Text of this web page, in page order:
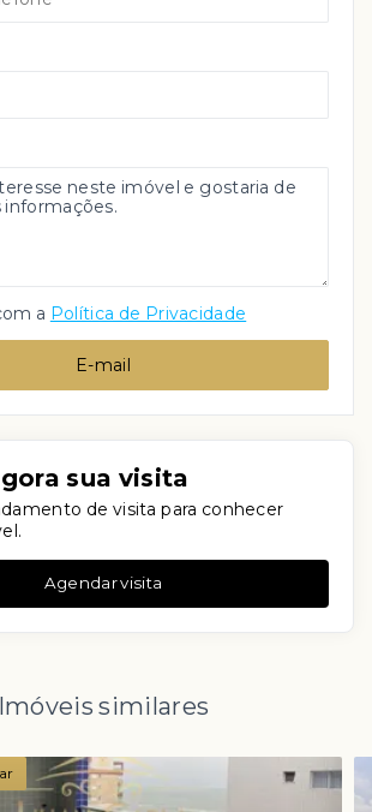
a Política de Privacidade
E-mail
sua visita
de visita para conhecer
Agendar visita
Imóveis similares